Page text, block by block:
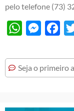
pelo telefone (73)
WhatsApp
Seja o primeiro